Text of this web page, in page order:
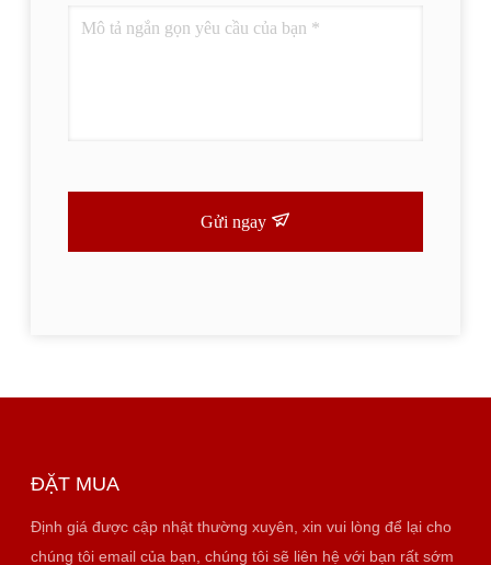
Gửi ngay
ĐẶT MUA
Định giá được cập nhật thường xuyên, xin vui lòng để lại cho
chúng tôi email của bạn, chúng tôi sẽ liên hệ với bạn rất sớm